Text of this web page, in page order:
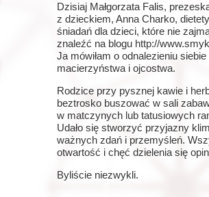
Dzisiaj Małgorzata Falis,
z dzieckiem, Anna Charko,
śniadań dla dzieci, które nie
znaleźć na blogu http://
Ja mówiłam o odnalezieniu
macierzyństwa i ojcostwa.
Rodzice przy pysznej kawie i
beztrosko buszować w sali
w matczynych lub tatusiowych
Udało się stworzyć przyjazny
ważnych zdań i przemyśleń.
otwartość i chęć dzielenia się
Byliście niezwykli.